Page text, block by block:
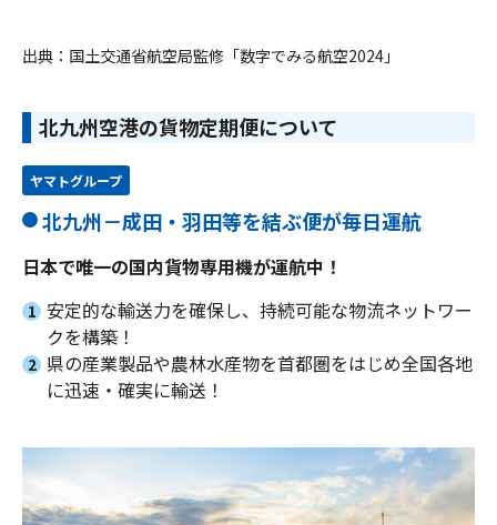
出典：国土交通省航空局監修「数字でみる航空2024」
北九州空港の貨物定期便について
ヤマトグループ
北九州－成田・羽田等を結ぶ便が毎日運航
日本で唯一の国内貨物専用機が運航中！
1 安定的な輸送力を確保し、持続可能な物流ネットワー
クを構築！
2 県の産業製品や農林水産物を首都圏をはじめ全国各地
に迅速・確実に輸送！